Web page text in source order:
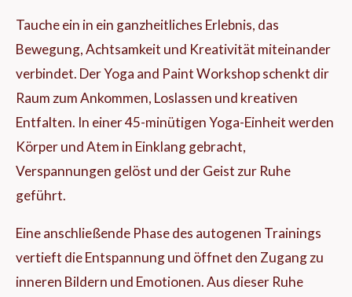
Tauche ein in ein ganzheitliches Erlebnis, das
Bewegung, Achtsamkeit und Kreativität miteinander
verbindet. Der Yoga and Paint Workshop schenkt dir
Raum zum Ankommen, Loslassen und kreativen
Entfalten. In einer 45-minütigen Yoga-Einheit werden
Körper und Atem in Einklang gebracht,
Verspannungen gelöst und der Geist zur Ruhe
geführt.
Eine anschließende Phase des autogenen Trainings
vertieft die Entspannung und öffnet den Zugang zu
inneren Bildern und Emotionen. Aus dieser Ruhe